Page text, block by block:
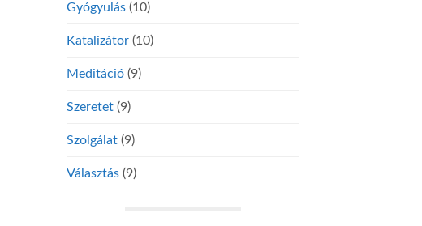
Gyógyulás (10)
Katalizátor (10)
Meditáció (9)
Szeretet (9)
Szolgálat (9)
Választás (9)